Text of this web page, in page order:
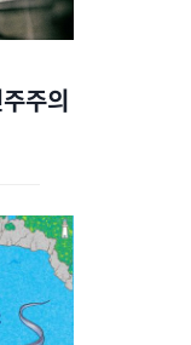
주의